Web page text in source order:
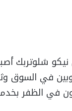
نيكو شلوتربك
في السوق
في الظفر